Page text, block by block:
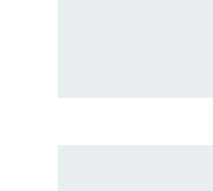
Tổng hợp